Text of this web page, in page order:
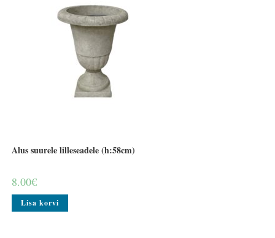
Alus suurele lilleseadele (h:58cm)
8.00€
Lisa korvi